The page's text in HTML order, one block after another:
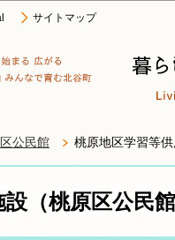
へ移動
サイトマップ
公民館 桃原地区学習等
（桃原区公民